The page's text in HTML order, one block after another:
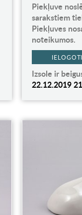
Piekļuve
sarakstiem
Piekļuves
noteikumos.
Izsole ir
22.12.2019